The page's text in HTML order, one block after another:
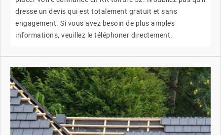
dresse un devis qui est totalement gratuit et sans
engagement. Si vous avez besoin de plus amples
informations, veuillez le téléphoner directement.